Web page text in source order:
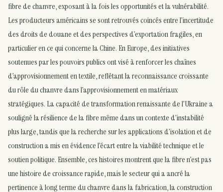
fibre de chanvre, exposant à la fois les opportunités et la vulnérabilité.
Les producteurs américains se sont retrouvés coincés entre l’incertitude
des droits de douane et des perspectives d’exportation fragiles, en
particulier en ce qui concerne la Chine. En Europe, des initiatives
soutenues par les pouvoirs publics ont visé à renforcer les chaînes
d’approvisionnement en textile, reflétant la reconnaissance croissante
du rôle du chanvre dans l’approvisionnement en matériaux
stratégiques. La capacité de transformation renaissante de l’Ukraine a
souligné la résilience de la fibre même dans un contexte d’instabilité
plus large, tandis que la recherche sur les applications d’isolation et de
construction a mis en évidence l’écart entre la viabilité technique et le
soutien politique. Ensemble, ces histoires montrent que la fibre n’est pas
une histoire de croissance rapide, mais le secteur qui a ancré la
pertinence à long terme du chanvre dans la fabrication, la construction